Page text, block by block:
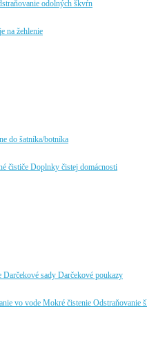
odolných škvŕn
na žehlenie
do šatníka/botníka
čističe Doplnky čistej domácnosti
Darčekové sady Darčekové poukazy
vo vode Mokré čistenie Odstraňovanie